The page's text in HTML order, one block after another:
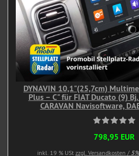
DYNAVIN 10,1"(25,7cm)
Plus – C" für FIAT Ducato (9)
CARAVAN Navisoftware,
798,95 EUR
inkl. 19 % USt zzgl. Versandkosten /